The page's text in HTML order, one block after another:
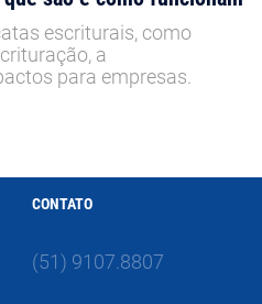
escriturais, como
a
para empresas.
CONTATO
(51) 9107.8807